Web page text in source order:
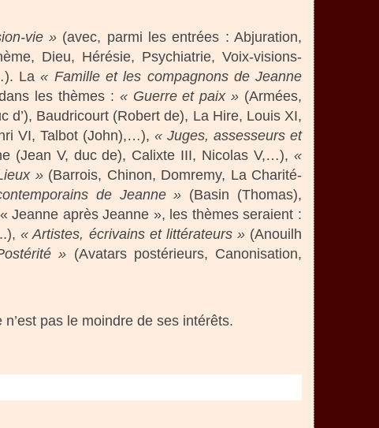
vie » (avec, parmi les entrées : Abjuration,
Dieu, Hérésie, Psychiatrie, Voix-visions-
La« Famille et les compagnons de Jeanne
les thèmes : « Guerre et paix » (Armées,
d’), Baudricourt (Robert de), La Hire, Louis XI,
VI, Talbot (John),…), « Juges, assesseurs et
(Jean V, duc de), Calixte III, Nicolas V,…),«
»(Barrois, Chinon, Domremy, La Charité-
de Jeanne » (Basin (Thomas),
Jeanne après Jeanne », les thèmes seraient :
« Artistes, écrivains et littérateurs » (Anouilh
» (Avatars postérieurs, Canonisation,
pas le moindre de ses intérêts.